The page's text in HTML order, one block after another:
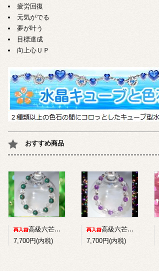
疲労回復
元気がでる
夢が叶う
目標達成
向上心ＵＰ
おすすめ商品
高級六芒星水晶+パイライトインマラカイトのコンビブレスレット
7,700円(内税)
高級六芒星水晶+アメジストのコンビブレスレット
7,700円(内税)